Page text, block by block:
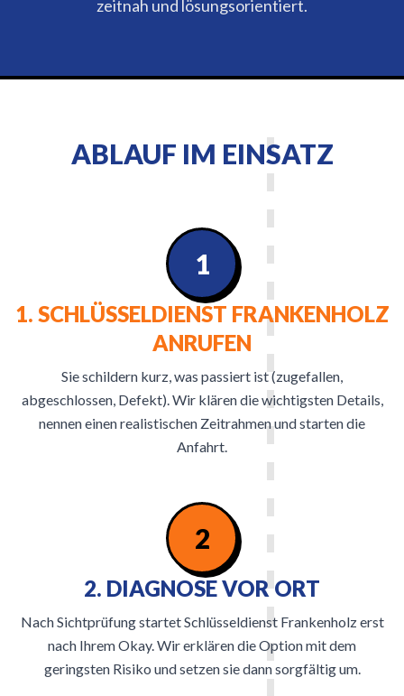
zeitnah und lösungsorientiert.
ABLAUF IM EINSATZ
1. SCHLÜSSELDIENST FRANKENHOLZ
ANRUFEN
Sie schildern kurz, was passiert ist (zugefallen,
abgeschlossen, Defekt). Wir klären die wichtigsten Details,
nennen einen realistischen Zeitrahmen und starten die
Anfahrt.
1
2
2. DIAGNOSE VOR ORT
Nach Sichtprüfung startet Schlüsseldienst Frankenholz erst
nach Ihrem Okay. Wir erklären die Option mit dem
geringsten Risiko und setzen sie dann sorgfältig um.